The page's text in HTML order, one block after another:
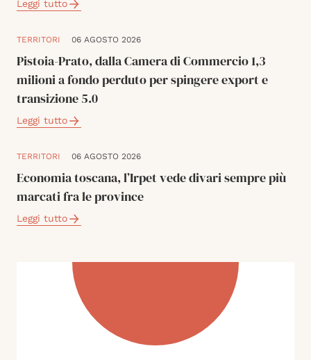
Leggi tutto
TERRITORI 06 AGOSTO 2026
Pistoia-Prato, dalla Camera di Commercio 1,3
milioni a fondo perduto per spingere export e
transizione 5.0
Leggi tutto
TERRITORI 06 AGOSTO 2026
Economia toscana, l’Irpet vede divari sempre più
marcati fra le province
Leggi tutto